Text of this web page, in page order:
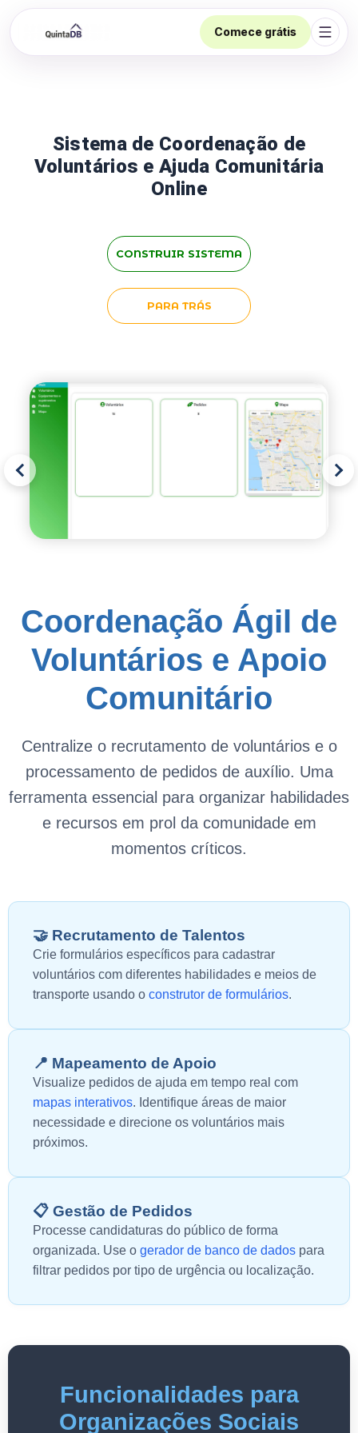
Comece grátis
Abrir
Sistema de Coordenação de
Voluntários e Ajuda Comunitária
Online
CONSTRUIR SISTEMA
PARA TRÁS
Coordenação Ágil de
Voluntários e Apoio
Comunitário
Centralize o recrutamento de voluntários e o
processamento de pedidos de auxílio. Uma
ferramenta essencial para organizar habilidades
e recursos em prol da comunidade em
momentos críticos.
🤝 Recrutamento de Talentos
Crie formulários específicos para cadastrar
voluntários com diferentes habilidades e meios de
transporte usando o construtor de formulários.
📍 Mapeamento de Apoio
Visualize pedidos de ajuda em tempo real com
mapas interativos. Identifique áreas de maior
necessidade e direcione os voluntários mais
próximos.
📋 Gestão de Pedidos
Processe candidaturas do público de forma
organizada. Use o gerador de banco de dados para
filtrar pedidos por tipo de urgência ou localização.
Funcionalidades para
Organizações Sociais